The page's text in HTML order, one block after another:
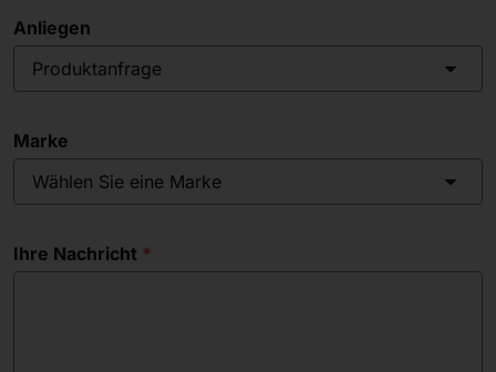
Anliegen
Produktanfrage
Marke
Wählen Sie eine Marke
Ihre Nachricht